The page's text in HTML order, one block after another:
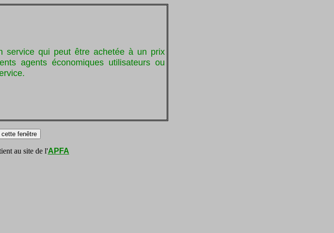
service qui peut être achetée à un prix
agents économiques utilisateurs ou
au site de l'APFA